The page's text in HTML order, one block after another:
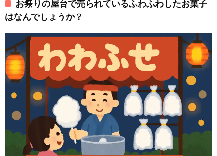
お祭りの屋台で売られているふわふわしたお菓子
はなんでしょうか？